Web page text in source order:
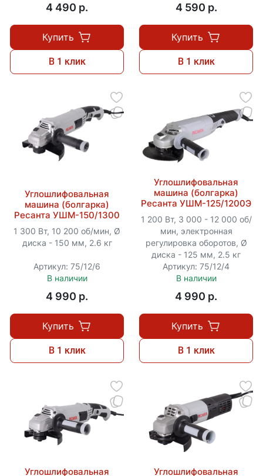
4 490 p.
Купить
В 1 клик
4 590 p.
Купить
В 1 клик
Углошлифовальная
машина (болгарка)
Ресанта УШМ-150/1300
1 300 Вт, 10 200 об/мин, Ø
диска - 150 мм, 2.6 кг
Артикул: 75/12/6
В наличии
4 990 p.
Купить
В 1 клик
Углошлифовальная
машина (болгарка)
Ресанта УШМ-125/1200Э
1 200 Вт, 3 000 - 12 000 об/
мин, электронная
регулировка оборотов, Ø
диска - 125 мм, 2.5 кг
Артикул: 75/12/4
В наличии
4 990 p.
Купить
В 1 клик
Углошлифовальная Углошлифовальная